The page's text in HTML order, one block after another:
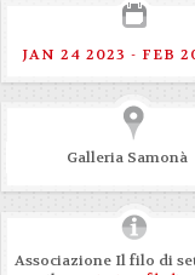
JAN 24 2023 - FEB
Galleria Samonà
Associazione Il filo di